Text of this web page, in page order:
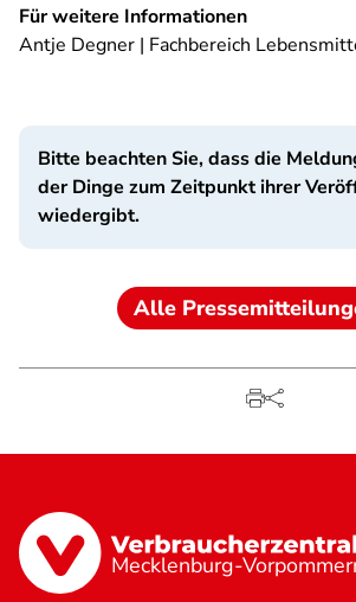
Für weitere Informationen
Antje Degner | Fachbereich
Bitte beachten Sie, dass die
der Dinge zum Zeitpunkt ihrer
wiedergibt.
Alle
Mecklenburg-